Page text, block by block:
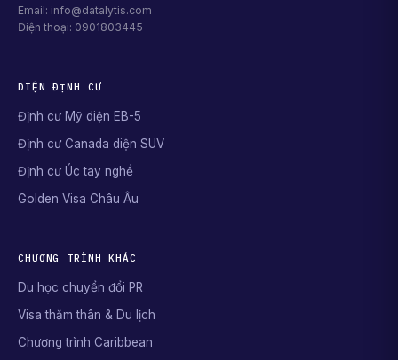
Email: info@datalytis.com
Điện thoại: 0901803445
DIỆN ĐỊNH CƯ
Định cư Mỹ diện EB-5
Định cư Canada diện SUV
Định cư Úc tay nghề
Golden Visa Châu Âu
CHƯƠNG TRÌNH KHÁC
Du học chuyển đổi PR
Visa thăm thân & Du lịch
Chương trình Caribbean